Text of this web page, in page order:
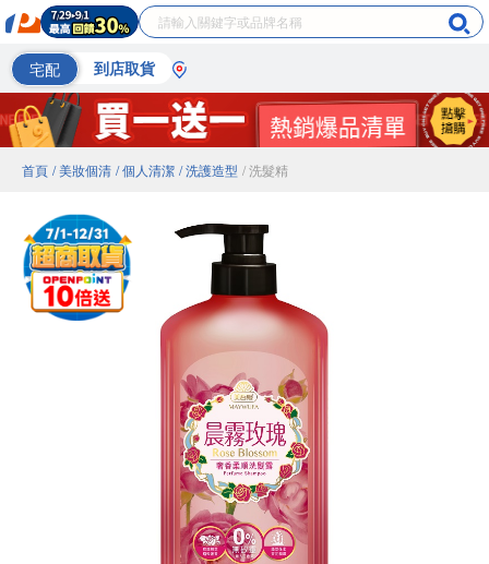
宅配 到店取貨
首頁 / 美妝個清 / 個人清潔 / 洗護造型 / 洗髮精